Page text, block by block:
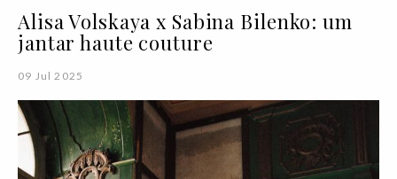
Alisa Volskaya x Sabina Bilenko: um
jantar haute couture
09 Jul 2025